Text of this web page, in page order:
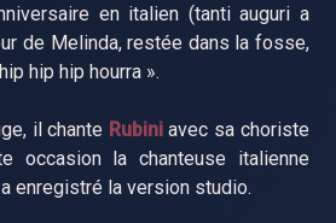
en italien (tanti auguri a
de Melinda, restée dans la fosse,
hip hip hourra ».
il chante Rubiniavec sa choriste
occasion la chanteuse italienne
enregistré la version studio.